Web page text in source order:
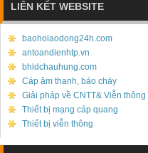
LIÊN KẾT WEBSITE
baoholaodong24h.com
antoandienhtp.vn
bhldchauhung.com
Cáp âm thanh, báo cháy
Giải pháp về CNTT& Viễn thông
Thiết bị mạng cáp quang
Thiết bị viễn thông